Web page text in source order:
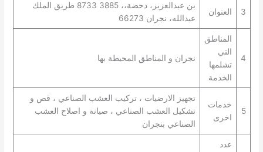
3 العنوان
بن عبدالعزيز، دحضة،، 3885 8733 طريق الملك
عبدالله، نجران 66273
4
المناطق
التي
تشلمها
الخدمة
نجران و المناطق المحيطة بها
5
خدمات
اخرى
تجهيز الارضيات ، تركيب العشب الصناعي ، قص و
تشكيل العشب الصناعي ، صيانة و اصلاح العشب
الصناعي بنجران
عدد